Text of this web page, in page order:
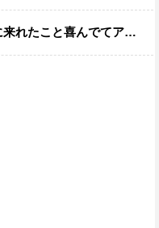
邦もやってることヤバくない？ってなる